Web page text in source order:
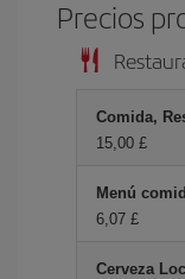
Precios
Comida,
15,00 £
Menú
6,07 £
Cerveza